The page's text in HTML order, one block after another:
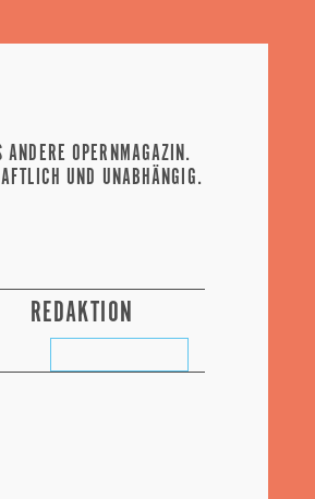
ANDERE OPERNMAGAZIN.
UND UNABHÄNGIG.
REDAKTION